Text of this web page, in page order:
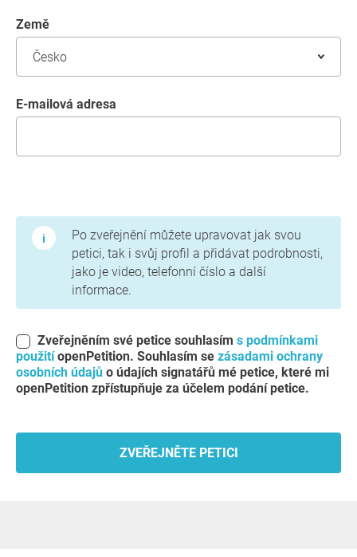
země
E-mailová adresa
Po zveřejnění můžete upravovat jak svou
petici, tak i svůj profil a přidávat podrobnosti,
jako je video, telefonní číslo a další
informace.
Zveřejněním své petice souhlasím s podmínkami
použitíopenPetition. Souhlasím se zásadami ochrany
osobních údajů o údajích signatářů mé petice, které mi
openPetition zpřístupňuje za účelem podání petice.
ZVEŘEJNĚTE PETICI